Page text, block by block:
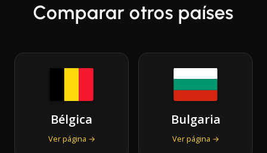
Comparar otros países
Bélgica
Ver página →
Bulgaria
Ver página →